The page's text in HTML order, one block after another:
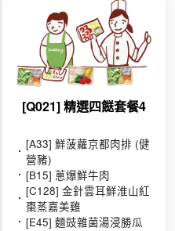
[Q021] 精選四餸套餐4
[A33] 鮮菠蘿京都肉排 (健
營豬)
[B15] 蔥爆鮮牛肉
[C128] 金針雲耳鮮淮山紅
棗蒸嘉美雞
[E45] 麵豉雜菌湯浸勝瓜